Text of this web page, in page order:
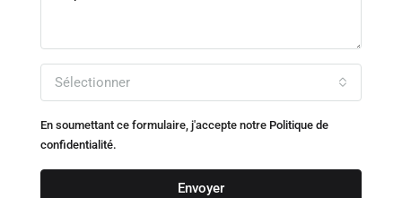
Sélectionner
En soumettant ce formulaire, j'accepte notre Politique de
confidentialité.
Envoyer